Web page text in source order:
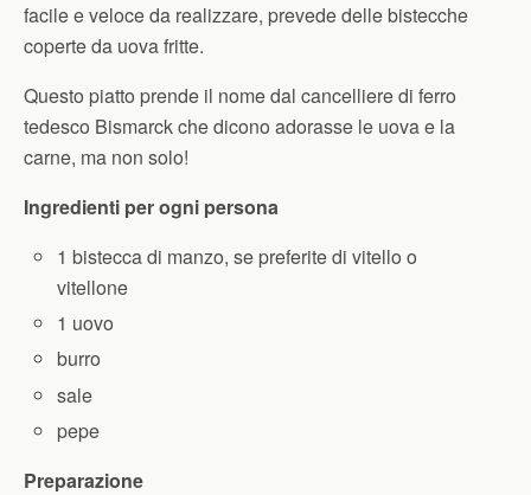
facile e veloce da realizzare, prevede delle bistecche
coperte da uova fritte.
Questo piatto prende il nome dal cancelliere di ferro
tedesco Bismarck che dicono adorasse le uova e la
carne, ma non solo!
Ingredienti per ogni persona
1 bistecca di manzo, se preferite di vitello o
vitellone
1 uovo
burro
sale
pepe
Preparazione